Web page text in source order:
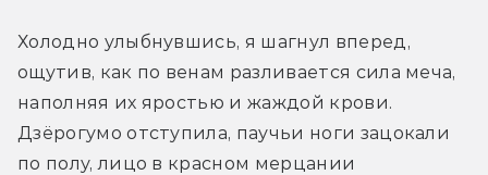
Холодно улыбнувшись, я шагнул вперед,
ощутив, как по венам разливается сила меча,
наполняя их яростью и жаждой крови.
Дзёрогумо отступила, паучьи ноги зацокали
по полу, лицо в красном мерцании